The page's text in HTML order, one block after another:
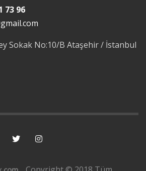
73 96
Sokak No:10/B Ataşehir / İstanbul